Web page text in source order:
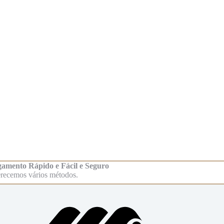
Rápido e Fácil e Seguro
vários métodos.